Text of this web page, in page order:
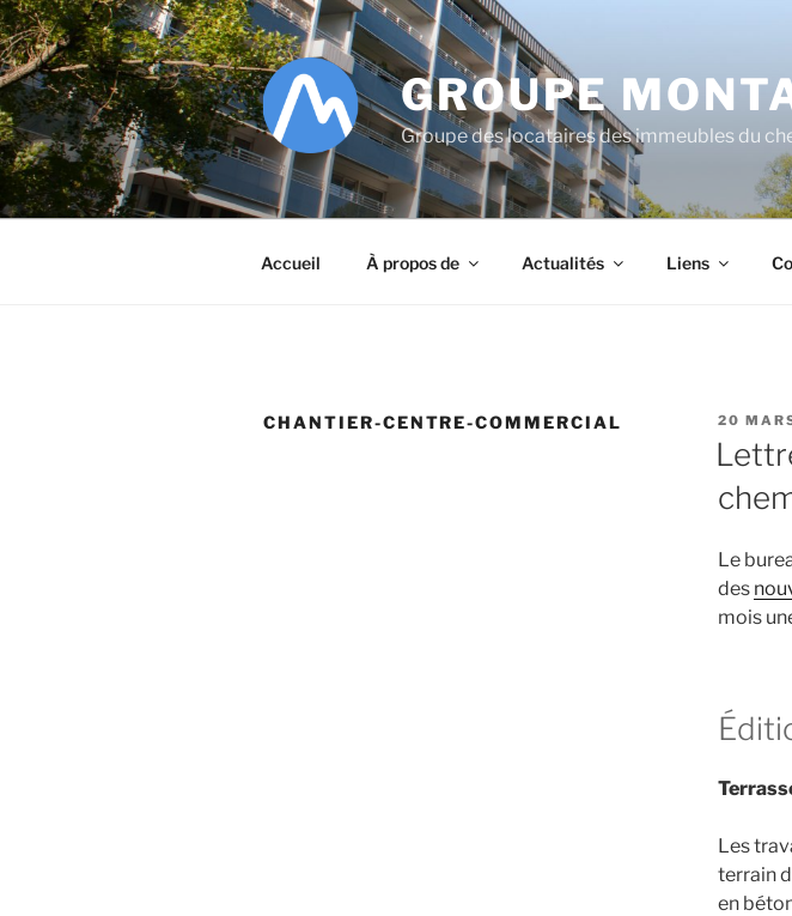
Aller
au
contenu
principal
GROUPE
Groupe des locataires des immeubles du
Accueil À propos de Actualités Liens
CHANTIER-CENTRE-COMMERCIAL
PUBLIÉ
LE
20
Le
des
mois
Les
terrain
en